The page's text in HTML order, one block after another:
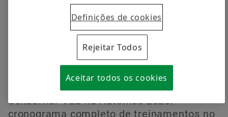
crescimento dos negócios de pós-venda e portfólio de
14-08-2025 | Sorocaba
Treinamentos Super Dicas
Schaeffler VLS na Automec 2025:
cronograma completo de treinamentos no
Definições de cookies
Rejeitar Todos
Aceitar todos os cookies